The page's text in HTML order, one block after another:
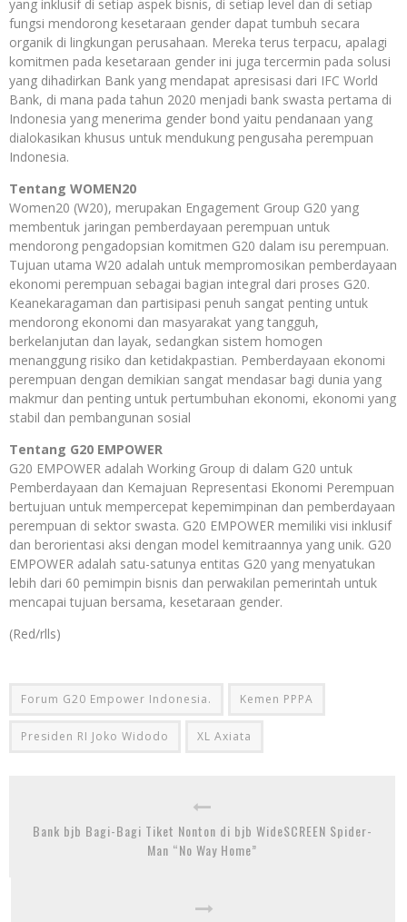
yang inklusif di setiap aspek bisnis, di setiap level dan di setiap
fungsi mendorong kesetaraan gender dapat tumbuh secara
organik di lingkungan perusahaan. Mereka terus terpacu, apalagi
komitmen pada kesetaraan gender ini juga tercermin pada solusi
yang dihadirkan Bank yang mendapat apresisasi dari IFC World
Bank, di mana pada tahun 2020 menjadi bank swasta pertama di
Indonesia yang menerima gender bond yaitu pendanaan yang
dialokasikan khusus untuk mendukung pengusaha perempuan
Indonesia.
Tentang WOMEN20
Women20 (W20), merupakan Engagement Group G20 yang
membentuk jaringan pemberdayaan perempuan untuk
mendorong pengadopsian komitmen G20 dalam isu perempuan.
Tujuan utama W20 adalah untuk mempromosikan pemberdayaan
ekonomi perempuan sebagai bagian integral dari proses G20.
Keanekaragaman dan partisipasi penuh sangat penting untuk
mendorong ekonomi dan masyarakat yang tangguh,
berkelanjutan dan layak, sedangkan sistem homogen
menanggung risiko dan ketidakpastian. Pemberdayaan ekonomi
perempuan dengan demikian sangat mendasar bagi dunia yang
makmur dan penting untuk pertumbuhan ekonomi, ekonomi yang
stabil dan pembangunan sosial
Tentang G20 EMPOWER
G20 EMPOWER adalah Working Group di dalam G20 untuk
Pemberdayaan dan Kemajuan Representasi Ekonomi Perempuan
bertujuan untuk mempercepat kepemimpinan dan pemberdayaan
perempuan di sektor swasta. G20 EMPOWER memiliki visi inklusif
dan berorientasi aksi dengan model kemitraannya yang unik. G20
EMPOWER adalah satu-satunya entitas G20 yang menyatukan
lebih dari 60 pemimpin bisnis dan perwakilan pemerintah untuk
mencapai tujuan bersama, kesetaraan gender.
(Red/rlls)
Forum G20 Empower Indonesia. Kemen PPPA
Presiden RI Joko Widodo XL Axiata
Bank bjb Bagi-Bagi Tiket Nonton di bjb WideSCREEN Spider-
Man “No Way Home”